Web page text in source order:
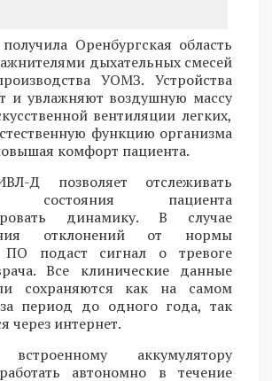
Оренбургская область
дыхательных смесей
УОМЗ. Устройства
и увлажняют воздушную массу
вентиляции легких,
функцию организма
комфорт пациента.
Д позволяет отслеживать
состояния пациента
динамику. В случае
отклонений от нормы
ПО подаст сигнал о тревоге
Все клинические данные
сохраняются как на самом
за период до одного года, так
через интернет.
встроенному аккумулятору
автономно в течение